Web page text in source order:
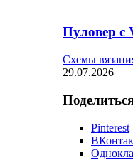
Пуловер с
Схемы
29.07.2026
Pinterest